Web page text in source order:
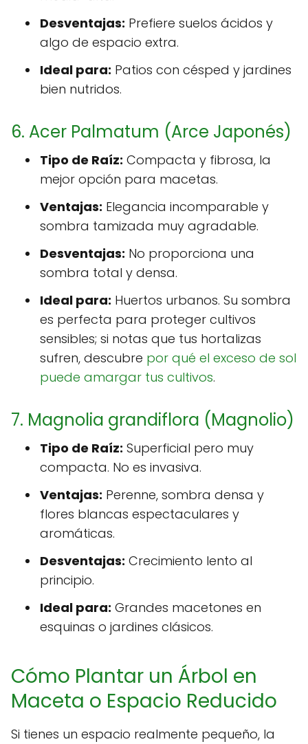
Desventajas: Prefiere suelos ácidos y
algo de espacio extra.
Ideal para: Patios con césped y jardines
bien nutridos.
6. Acer Palmatum (Arce Japonés)
Tipo de Raíz: Compacta y fibrosa, la
mejor opción para macetas.
Ventajas: Elegancia incomparable y
sombra tamizada muy agradable.
Desventajas: No proporciona una
sombra total y densa.
Ideal para: Huertos urbanos. Su sombra
es perfecta para proteger cultivos
sensibles; si notas que tus hortalizas
sufren, descubre por qué el exceso de sol
puede amargar tus cultivos.
7. Magnolia grandiflora (Magnolio)
Tipo de Raíz: Superficial pero muy
compacta. No es invasiva.
Ventajas: Perenne, sombra densa y
flores blancas espectaculares y
aromáticas.
Desventajas: Crecimiento lento al
principio.
Ideal para: Grandes macetones en
esquinas o jardines clásicos.
Cómo Plantar un Árbol en
Maceta o Espacio Reducido
Si tienes un espacio realmente pequeño, la